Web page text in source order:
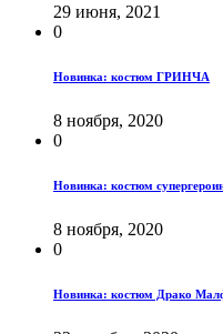
29 июня, 2021
0
Новинка: костюм ГРИНЧА
8 ноября, 2020
0
Новинка: костюм
8 ноября, 2020
0
Новинка: костюм Драко